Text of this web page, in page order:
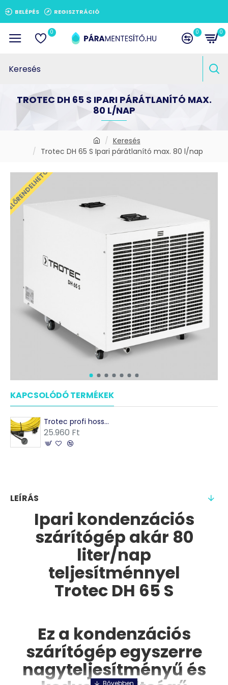
BELÉPÉS REGISZTRÁCIÓ
0 0 0
Keresés
Trotec DH 65 S Ipari párátlanító max. 80 l/nap
TROTEC DH 65 S IPARI PÁRÁTLANÍTÓ MAX.
80 L/NAP
ELŐRENDELHETŐ
KAPCSOLÓDÓ TERMÉKEK
Trotec profi hosszabbítókábel 230V (16A) - Made in Germany
25.960 Ft
LEÍRÁS
Ipari kondenzációs
szárítógép akár 80
liter/nap
teljesítménnyel
Trotec DH 65 S
Ez a kondenzációs
szárítógép egyszerre
nagyteljesítményű és